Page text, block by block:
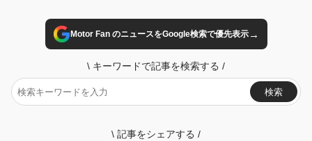
Motor Fan のニュースをGoogle検索で優先表示→
\ キーワードで記事を検索する /
検索
\ 記事をシェアする /